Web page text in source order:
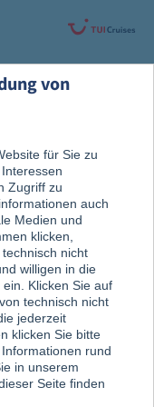
entdeckt
von
für Sie zu
Zugriff zu
auch
Medien und
klicken,
nicht
willigen in die
Klicken Sie auf
technisch nicht
jederzeit
klicken Sie bitte
rund
in unserem
Seite finden